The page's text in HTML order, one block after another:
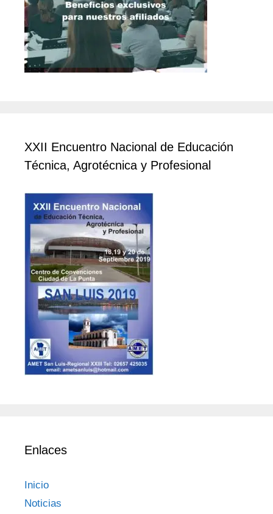
XXII Encuentro Nacional de Educación
Técnica, Agrotécnica y Profesional
Enlaces
Inicio
Noticias